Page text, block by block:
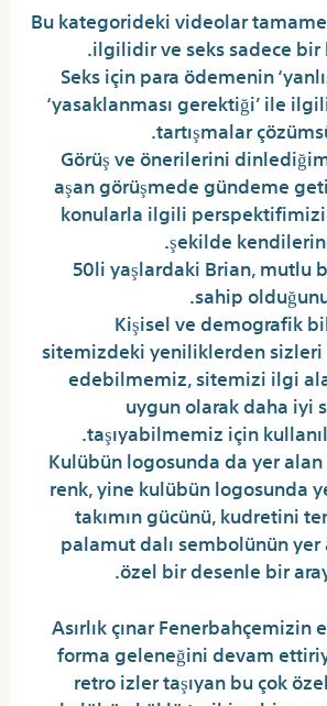
Bu kategorideki videolar
ilgilidir ve seks sadece bir
Seks için para ödemenin
‘yasaklanması gerektiği’ ile
tartışmalar
Görüş ve önerilerini
aşan görüşmede gündeme
konularla ilgili
şekilde
50li yaşlardaki Brian, mutlu
sahip
Kişisel ve demografik
sitemizdeki yeniliklerden
edebilmemiz, sitemizi ilgi
uygun olarak daha iyi
taşıyabilmemiz için
Kulübün logosunda da yer
renk, yine kulübün logosunda
takımın gücünü, kudretini
palamut dalı sembolünün yer
özel bir desenle bir
Asırlık çınar
forma geleneğini devam
retro izler taşıyan bu çok